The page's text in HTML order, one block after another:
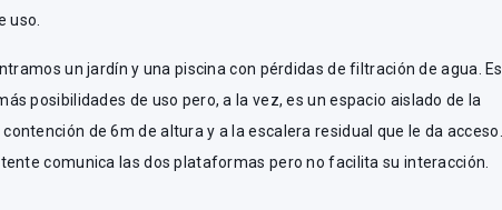
uso.
un jardín y una piscina con pérdidas de filtración de agua. Es
posibilidades de uso pero, a la vez, es un espacio aislado de la
de 6m de altura y a la escalera residual que le da acceso.
comunica las dos plataformas pero no facilita su interacción.